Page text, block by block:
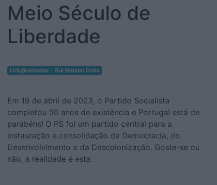
Meio Século de
Liberdade
Urb@nidades - Rui Nelson Dinis
Em 19 de abril de 2023, o Partido Socialista
completou 50 anos de existência e Portugal está de
parabéns! O PS foi um partido central para a
instauração e consolidação da Democracia, do
Desenvolvimento e da Descolonização. Goste-se ou
não, a realidade é esta.